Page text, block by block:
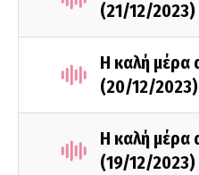
(21/12/2023)
Η καλή μέρα
(20/12/2023)
Η καλή μέρα
(19/12/2023)